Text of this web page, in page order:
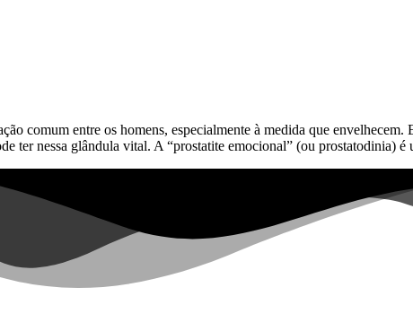
comum entre os homens, especialmente à medida que
ter nessa glândula vital. A “prostatite emocional” (ou prostatodinia)